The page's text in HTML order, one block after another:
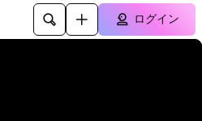
ログイン